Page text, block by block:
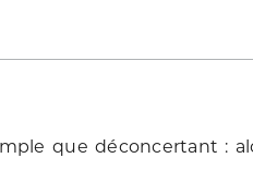
que déconcertant :